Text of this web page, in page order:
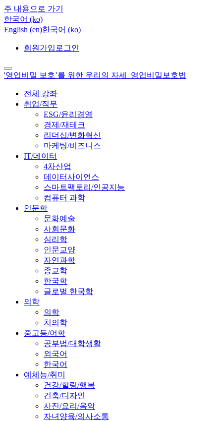
주 내용으로 가기
한국어 ‎(ko)‎
English ‎(en)‎한국어 ‎(ko)‎
회원가입 로그인
'영업비밀 보호’를 위한 우리의 자세_영업비밀보호법
전체 강좌
취업/직무
ESG/윤리경영
경제/재테크
리더십/변화혁신
마케팅/비즈니스
IT/데이터
4차산업
데이터사이언스
스마트팩토리/인공지능
컴퓨터 과학
인문학
문화예술
사회문화
심리학
인문교양
자연과학
종교학
한국학
글로벌 한국학
의학
의학
치의학
중고등/어학
공부법/대학생활
외국어
한국어
예체능/취미
건강/힐링/행복
건축/디자인
사진/요리/음악
자녀양육/의사소통